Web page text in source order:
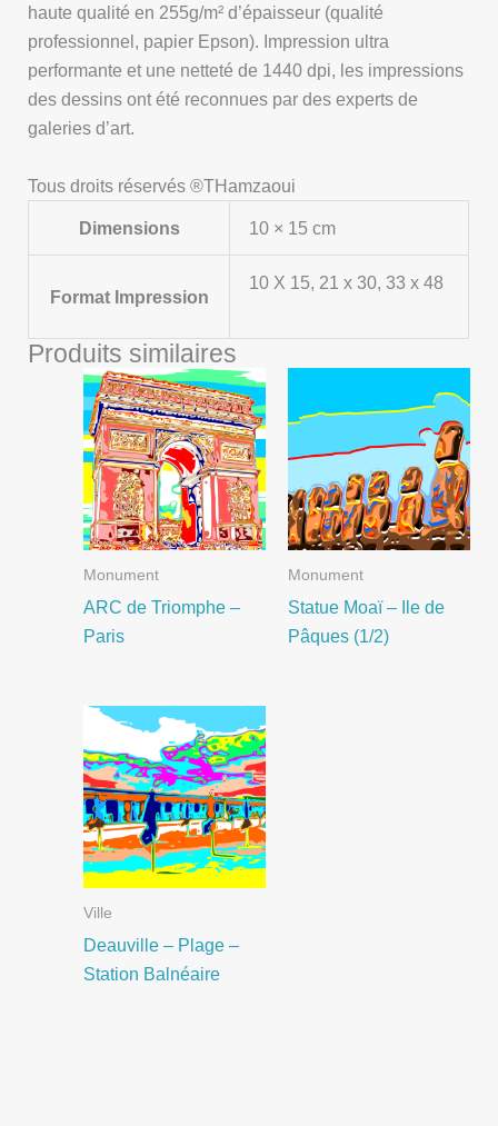
haute qualité en 255g/m² d’épaisseur (qualité
professionnel, papier Epson). Impression ultra
performante et une netteté de 1440 dpi, les impressions
des dessins ont été reconnues par des experts de
galeries d’art.
Tous droits réservés ®THamzaoui
Dimensions 10 × 15 cm
Format Impression
10 X 15, 21 x 30, 33 x 48
Produits similaires
Monument
ARC de Triomphe –
Paris
Monument
Statue Moaï – Ile de
Pâques (1/2)
Ville
Deauville – Plage –
Station Balnéaire